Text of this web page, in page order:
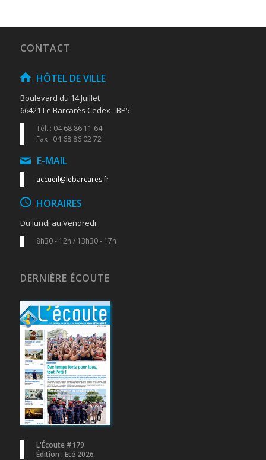
CONTACT
HÔTEL DE VILLE
Boulevard du 14 Juillet
66421 Le Barcarès Cedex - BP5
Tél. : 04 68 86 11 64
Fax : 04 68 86 02 72
E-MAIL
accueil@lebarcares.fr
HORAIRES
Du lundi au Vendredi
8h30 - 12h / 13h30 - 17h
DERNIÈRE ÉCOUTE
L'Écoute #179
Édition : Eté 2026